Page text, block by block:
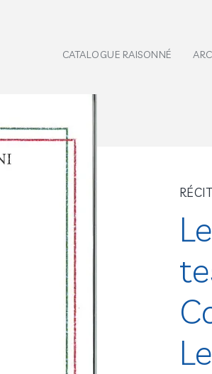
CATALOGUE RAISONNÉ